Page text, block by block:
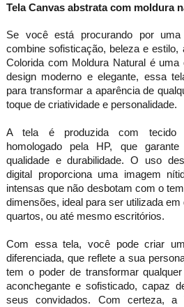
Tela Canvas abstrata com moldura
Se você está procurando por
combine sofisticação, beleza e estilo,
Colorida com Moldura Natural é
design moderno e elegante, essa
para transformar a aparência de
toque de criatividade e personalidade.
A tela é produzida com tecido
homologado pela HP, que
qualidade e durabilidade. O uso
digital proporciona uma imagem
intensas que não desbotam com o
dimensões, ideal para ser utilizada
quartos, ou até mesmo escritórios.
Com essa tela, você pode criar
diferenciada, que reflete a sua
tem o poder de transformar
aconchegante e sofisticado, capaz
seus convidados. Com certeza, a